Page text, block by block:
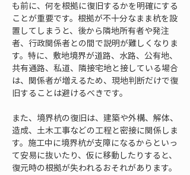
も前に、何を根拠に復旧するかを明確にする
ことが重要です。根拠が不十分なまま杭を設
置してしまうと、後から隣地所有者や発注
者、行政関係者との間で説明が難しくなりま
す。特に、敷地境界が道路、水路、公有地、
共有通路、私道、隣接宅地と接している場合
は、関係者が増えるため、現地判断だけで復
旧することは避けるべきです。
また、境界杭の復旧は、建築や外構、解体、
造成、土木工事などの工程と密接に関係しま
す。施工中に境界杭が支障になるからといっ
て安易に抜いたり、仮に移動したりすると、
復元時の根拠が失われるおそれがあります。